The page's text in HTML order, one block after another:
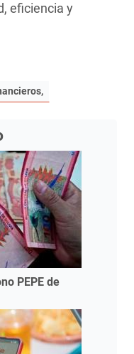
eficiencia y
PEPE de